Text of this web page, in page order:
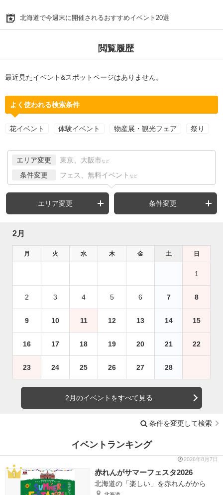
北海道で今週末に開催されるおすすめイベント20選
閲覧履歴
最近見たイベント&スポットページはありません。
よく使われる検索条件
花イベント 体験イベント 物産展・観光フェア 祭り
エリア変更 東京、大阪市 など
条件変更 フェス、無料イベント など
エリア変更 条件変更
2月
月 火 水 木 金 土 日
1
2 3 4 5 6 7 8
9 10 11 12 13 14 15
16 17 18 19 20 21 22
23 24 25 26 27 28
2月のイベントをすべて見る
条件を変更して検索
イベントランキング
2026年8月7日
赤れんがサマーフェスタ2026
北海道の「楽しい」を赤れんがから